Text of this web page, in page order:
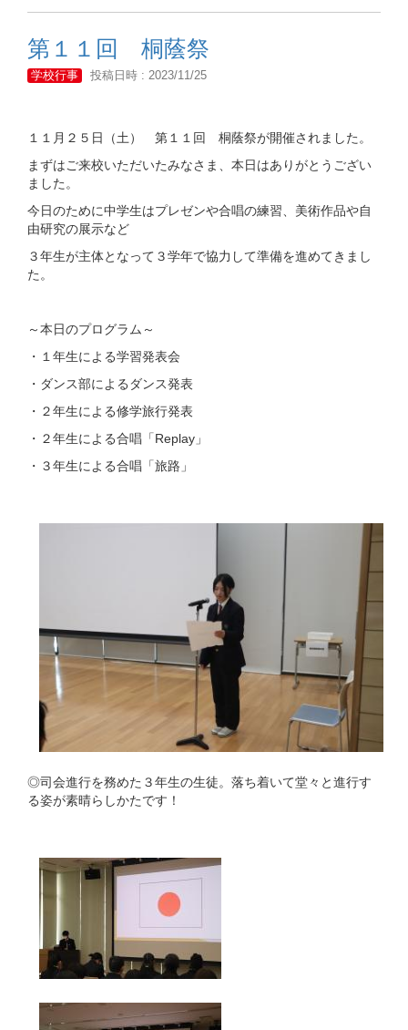
第１１回 桐蔭祭
学校行事 投稿日時 : 2023/11/25
１１月２５日（土） 第１１回 桐蔭祭が開催されました。
まずはご来校いただいたみなさま、本日はありがとうござい
ました。
今日のために中学生はプレゼンや合唱の練習、美術作品や自
由研究の展示など
３年生が主体となって３学年で協力して準備を進めてきまし
た。
～本日のプログラム～
・１年生による学習発表会
・ダンス部によるダンス発表
・２年生による修学旅行発表
・２年生による合唱「Replay」
・３年生による合唱「旅路」
◎司会進行を務めた３年生の生徒。落ち着いて堂々と進行す
る姿が素晴らしかたです！